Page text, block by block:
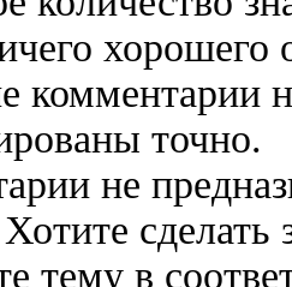
комментарии
точно.
не
тему в